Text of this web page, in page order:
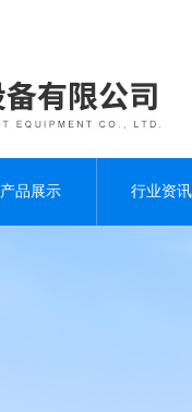
产品展示 行业资讯